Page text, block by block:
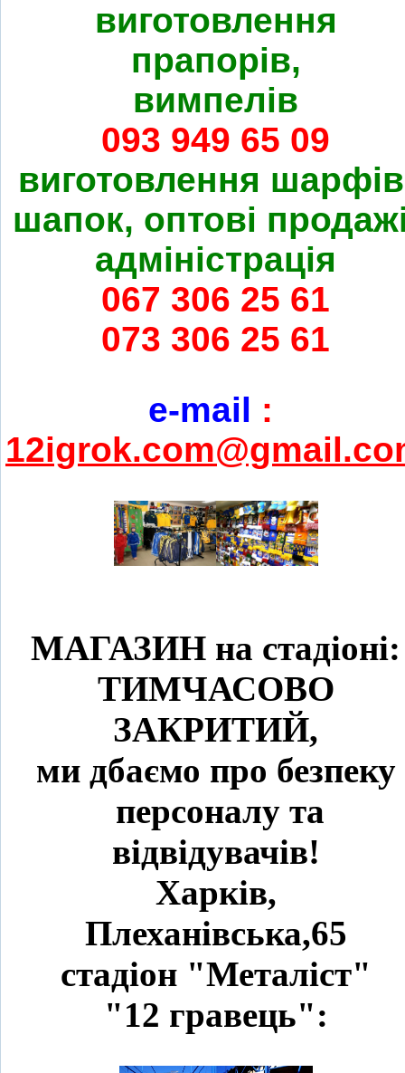
виготовлення
прапорів,
вимпелів
093 949 65 09
виготовлення
шапок, оптові
адміністрація
067 306 25 61
073 306 25 61
e-mail :
МАГАЗИН на стадіоні:
ТИМЧАСОВО
ЗАКРИТИЙ,
ми дбаємо про безпеку
персоналу та
відвідувачів!
Харків,
Плеханівська,65
стадіон "Металіст"
"12 гравець":